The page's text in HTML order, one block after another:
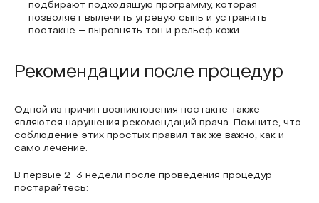
подбирают подходящую программу, которая
позволяет вылечить угревую сыпь и устранить
постакне – выровнять тон и рельеф кожи.
Рекомендации после процедур
Одной из причин возникновения постакне также
являются нарушения рекомендаций врача. Помните, что
соблюдение этих простых правил так же важно, как и
само лечение.
В первые 2-3 недели после проведения процедур
постарайтесь: